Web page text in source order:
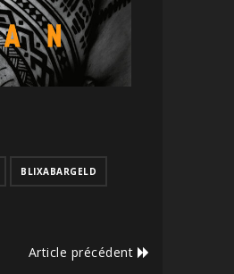
BLIXABARGELD
Article précédent